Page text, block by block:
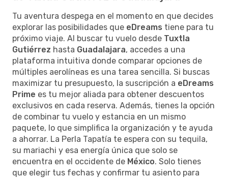
Tu aventura despega en el momento en que decides
explorar las posibilidades que eDreams tiene para tu
próximo viaje. Al buscar tu vuelo desde Tuxtla
Gutiérrez hasta Guadalajara, accedes a una
plataforma intuitiva donde comparar opciones de
múltiples aerolíneas es una tarea sencilla. Si buscas
maximizar tu presupuesto, la suscripción a eDreams
Prime es tu mejor aliada para obtener descuentos
exclusivos en cada reserva. Además, tienes la opción
de combinar tu vuelo y estancia en un mismo
paquete, lo que simplifica la organización y te ayuda
a ahorrar. La Perla Tapatía te espera con su tequila,
su mariachi y esa energía única que solo se
encuentra en el occidente de México. Solo tienes
que elegir tus fechas y confirmar tu asiento para